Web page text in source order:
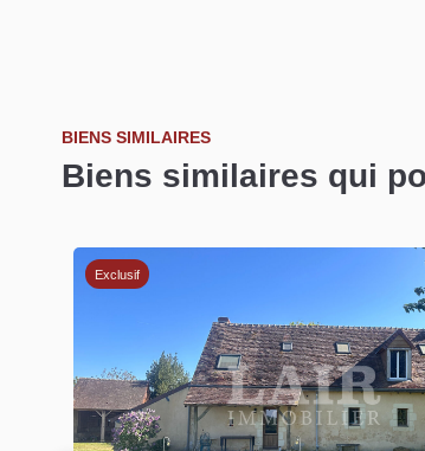
BIENS SIMILAIRES
Biens similaires qui
Exclusif